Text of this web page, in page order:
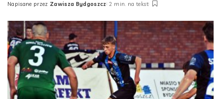
Posted
Napisane przez Zawisza Bydgoszcz 2 min. na tekst